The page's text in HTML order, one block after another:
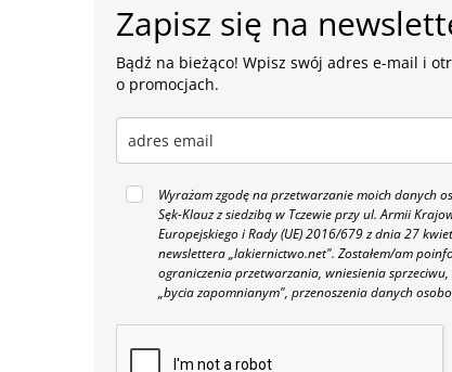
Zapisz się na
Bądź na bieżąco! Wpisz swój adres e-mail i
o promocjach.
Wyrażam zgodę na przetwarzanie moich danych
Sęk-Klauz z siedzibą w Tczewie przy ul. Armii
Europejskiego i Rady (UE) 2016/679 z dnia 27
newslettera „lakiernictwo.net". Zostałem/am
ograniczenia przetwarzania, wniesienia
„bycia zapomnianym", przenoszenia danych